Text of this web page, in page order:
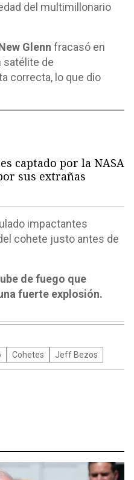
del multimillonario
Glenn fracasó en
satélite de
correcta, lo que dio
captado por la NASA
sus extrañas
impactantes
cohete justo antes de
de fuego que
fuerte explosión.
Cohetes Jeff Bezos